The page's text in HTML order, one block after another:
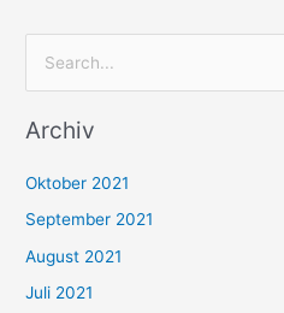
c
n
n
a
Archiv
Oktober 2021
September 2021
August 2021
Juli 2021